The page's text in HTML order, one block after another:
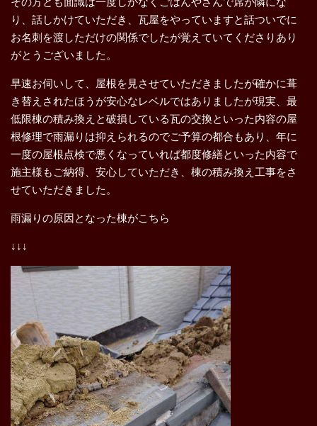
り、話しかけていただき、瓦屋をやっていますと話ついでに
お名刺を渡しただけの関係でしたが覚えていてくださりあり
がとうございました。
早速お伺いして、屋根を見させていただきましたが確かに葺
き替えされたほうが安心なレベルではありましたが現実、最
低限棟の積み換えと破損している瓦の交換といった内容の屋
根修理で雨漏りは抑えられるのでご予算の都合もあり、年に
一度の屋根点検で悪くなっていれば都度修繕といった内容で
施主様もご納得、安心していただき、棟の積み換え工事をさ
せていただきました。
雨漏りの原因となった棟がこちら
↓↓↓